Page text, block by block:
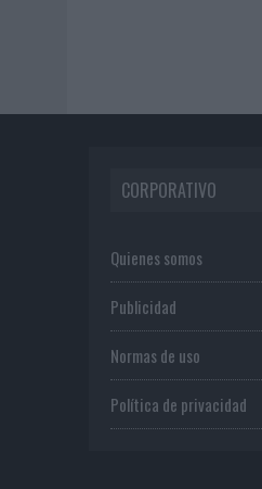
CORPORATIVO
Quienes somos
Publicidad
Normas de uso
Política de privacidad